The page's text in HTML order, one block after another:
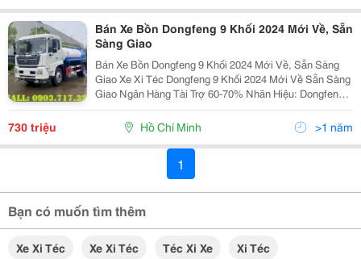
Bán Xe Bồn Dongfeng 9 Khối 2024 Mới Về, Sẵn
Sàng Giao
Bán Xe Bồn Dongfeng 9 Khối 2024 Mới Về, Sẵn Sàng
Giao Xe Xi Téc Dongfeng 9 Khối 2024 Mới Về Sẵn Sàng
Giao Ngân Hàng Tài Trợ 60-70% Nhãn Hiệu: Dongfeng
Nhập Khẩu Mới 2024 Thông Số Xe Phun Nước Rửa
Đường Dongfeng 9 Khối Chủng Loại Xe Ô Tô...
730 triệu Hồ Chí Minh >1 năm
1
Bạn có muốn tìm thêm
Xe Xi Téc Xe Xi Téc Téc Xi Xe
Xi Téc